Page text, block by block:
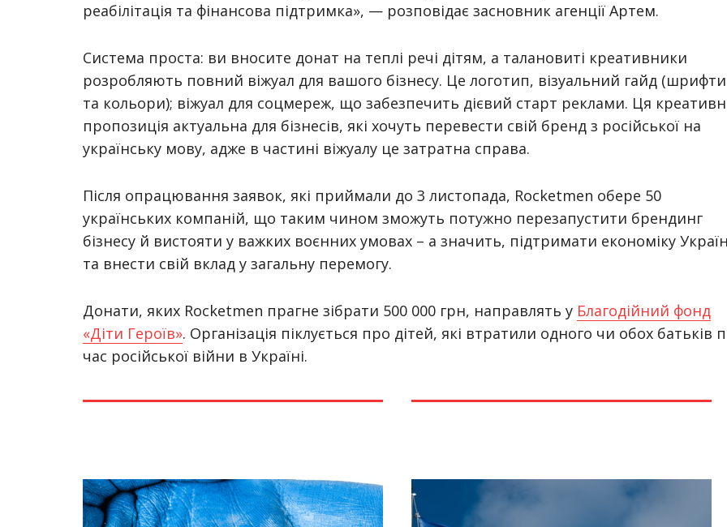
реабілітація та фінансова підтримка», — розповідає засновник агенції Артем.
Система проста: ви вносите донат на теплі речі дітям, а талановиті креативники
розробляють повний віжуал для вашого бізнесу. Це логотип, візуальний гайд (шрифти
та кольори); віжуал для соцмереж, що забезпечить дієвий старт реклами. Ця
пропозиція актуальна для бізнесів, які хочуть перевести свій бренд з російської на
українську мову, адже в частині віжуалу це затратна справа.
Після опрацювання заявок, які приймали до 3 листопада, Rocketmen обере 50
українських компаній, що таким чином зможуть потужно перезапустити брендинг
бізнесу й вистояти у важких воєнних умовах – а значить, підтримати економіку
та внести свій вклад у загальну перемогу.
Донати, яких Rocketmen прагне зібрати 500 000 грн, направлять у Благодійний фонд
«Діти Героїв». Організація піклується про дітей, які втратили одного чи обох батьків
час російської війни в Україні.